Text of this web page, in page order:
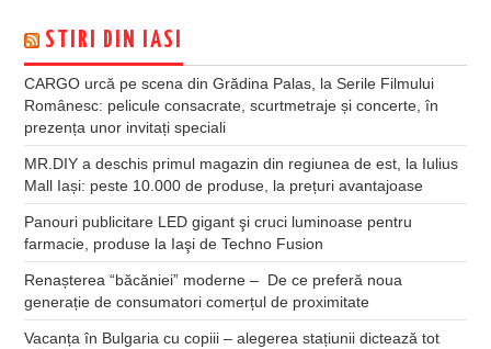
STIRI DIN IASI
CARGO urcă pe scena din Grădina Palas, la Serile Filmului
Românesc: pelicule consacrate, scurtmetraje și concerte, în
prezența unor invitați speciali
MR.DIY a deschis primul magazin din regiunea de est, la Iulius
Mall Iași: peste 10.000 de produse, la prețuri avantajoase
Panouri publicitare LED gigant şi cruci luminoase pentru
farmacie, produse la Iaşi de Techno Fusion
Renașterea “băcăniei” moderne – De ce preferă noua
generație de consumatori comerțul de proximitate
Vacanța în Bulgaria cu copiii – alegerea stațiunii dictează tot